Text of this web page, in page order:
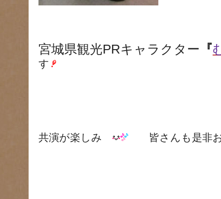
宮城県観光PRキャラクター 『
す
共演が楽しみ 皆さんも是非お